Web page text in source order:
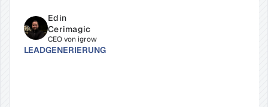
Edin
Cerimagic
CEO von igrow
LEADGENERIERUNG